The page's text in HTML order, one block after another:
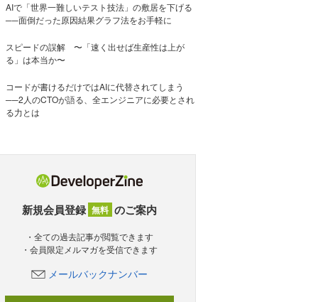
AIで「世界一難しいテスト技法」の敷居を下げる
──面倒だった原因結果グラフ法をお手軽に
スピードの誤解 〜「速く出せば生産性は上が
る」は本当か〜
コードが書けるだけではAIに代替されてしまう
──2人のCTOが語る、全エンジニアに必要とされ
る力とは
新規会員登録 無料 のご案内
・全ての過去記事が閲覧できます
・会員限定メルマガを受信できます
メールバックナンバー